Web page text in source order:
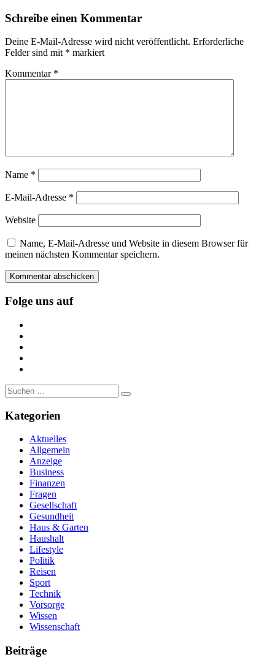
Schreibe einen Kommentar
Deine E-Mail-Adresse wird nicht veröffentlicht. Erforderliche
Felder sind mit * markiert
Kommentar *
Name *
E-Mail-Adresse *
Website
Name, E-Mail-Adresse und Website in diesem Browser für
meinen nächsten Kommentar speichern.
Folge uns auf
Suche
nach:
Kategorien
Aktuelles
Allgemein
Anzeige
Business
Finanzen
Fragen
Gesellschaft
Gesundheit
Haus & Garten
Haushalt
Lifestyle
Politik
Reisen
Sport
Technik
Vorsorge
Wissen
Wissenschaft
Beiträge